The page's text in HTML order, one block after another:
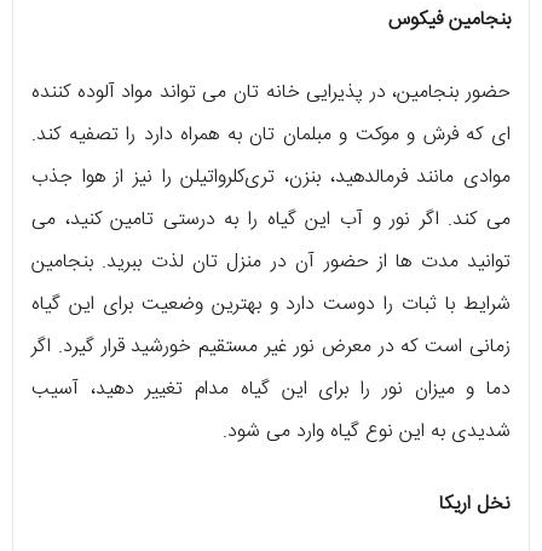
بنجامین فیکوس
حضور بنجامین، در پذیرایی خانه تان می تواند مواد آلوده کننده
ای که فرش و موکت و مبلمان تان به همراه دارد را تصفیه کند.
موادی مانند فرمالدهید، بنزن، تری‌کلرواتیلن را نیز از هوا جذب
می کند. اگر نور و آب این گیاه را به درستی تامین کنید، می
توانید مدت ها از حضور آن در منزل تان لذت ببرید. بنجامین
شرایط با ثبات را دوست دارد و بهترین وضعیت برای این گیاه
زمانی است که در معرض نور غیر مستقیم خورشید قرار گیرد. اگر
دما و میزان نور را برای این گیاه مدام تغییر دهید، آسیب
شدیدی به این نوع گیاه وارد می شود.
نخل اریکا